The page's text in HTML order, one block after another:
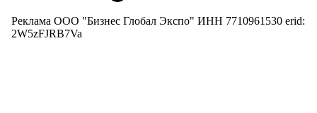
Реклама ООО "Бизнес Глобал Экспо" ИНН 7710961530 erid:
2W5zFJRB7Va